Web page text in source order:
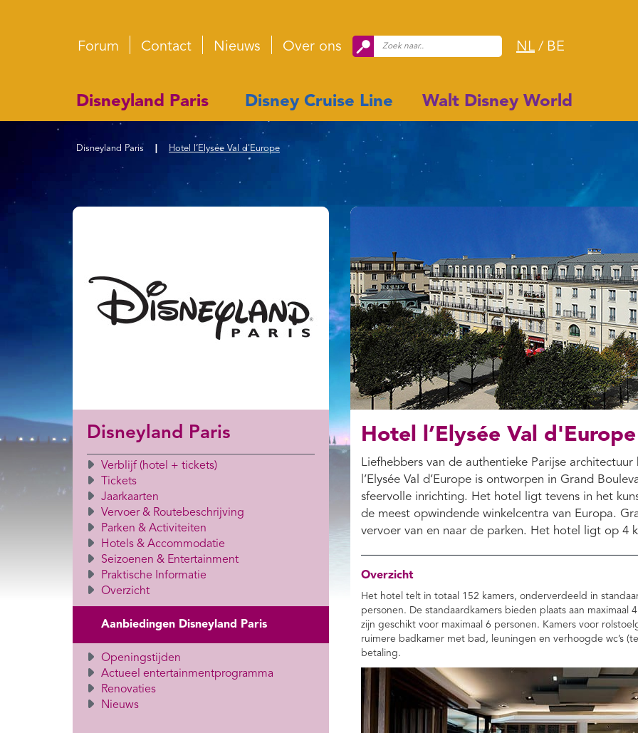
Forum Contact Nieuws Over ons NL / BE
Disneyland Paris Disney Cruise Line Walt Disney World
Disneyland Paris Hotel l’Elysée Val d'Europe
Disneyland Paris
Verblijf (hotel + tickets)
Tickets
Jaarkaarten
Vervoer & Routebeschrijving
Parken & Activiteiten
Hotels & Accommodatie
Seizoenen & Entertainment
Praktische Informatie
Overzicht
Aanbiedingen Disneyland Paris
Openingstijden
Actueel entertainmentprogramma
Renovaties
Nieuws
Hotel l’Elysée Val d'Europe
Liefhebbers van de authentieke Parijse
l’Elysée Val d’Europe is ontworpen in Grand
sfeervolle inrichting. Het hotel ligt tevens in het
de meest opwindende winkelcentra van Europa.
vervoer van en naar de parken. Het hotel ligt op 4
Overzicht
Het hotel telt in totaal 152 kamers, onderverdeeld in
personen. De standaardkamers bieden plaats aan
zijn geschikt voor maximaal 6 personen. Kamers voor
ruimere badkamer met bad, leuningen en verhoogde wc’s
betaling.